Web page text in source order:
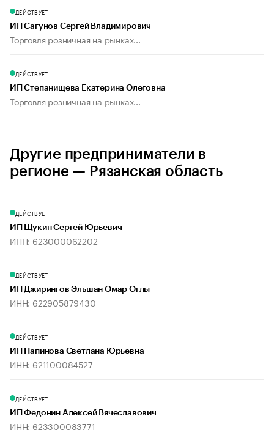
ДЕЙСТВУЕТ
ИП Сагунов Сергей Владимирович
Торговля розничная на рынках...
ДЕЙСТВУЕТ
ИП Степанищева Екатерина Олеговна
Торговля розничная на рынках...
Другие предприниматели в
регионе — Рязанская область
ДЕЙСТВУЕТ
ИП Щукин Сергей Юрьевич
ИНН: 623000062202
ДЕЙСТВУЕТ
ИП Джирингов Эльшан Омар Оглы
ИНН: 622905879430
ДЕЙСТВУЕТ
ИП Папинова Светлана Юрьевна
ИНН: 621100084527
ДЕЙСТВУЕТ
ИП Федонин Алексей Вячеславович
ИНН: 623300083771